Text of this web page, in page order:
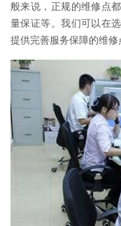
般来说，正规的维修点
量保证等。我们可以在
提供完善服务保障的维修